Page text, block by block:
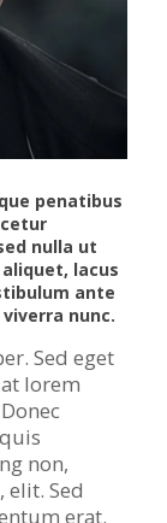
penatibus
nulla ut
lacus
ante
nunc.
Sed eget
lorem
non,
elit. Sed
erat.